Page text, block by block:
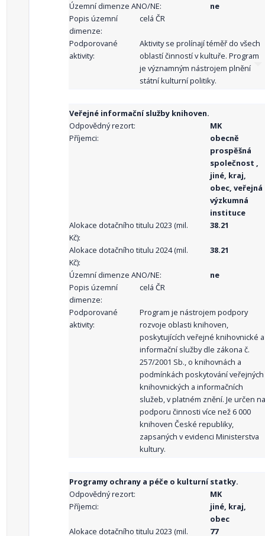
Územní dimenze ANO/NE:
ne
Popis územní
dimenze:
celá ČR
Podporované
aktivity:
Aktivity se prolínají téměř do všech
oblastí činností v kultuře. Program
je významným nástrojem plnění
státní kulturní politiky.
Veřejné informační služby knihoven.
Odpovědný rezort:
MK
Příjemci:
obecně
prospěšná
společnost ,
jiné, kraj,
obec, veřejná
výzkumná
instituce
Alokace dotačního titulu 2023 (mil.
Kč):
38.21
Alokace dotačního titulu 2024 (mil.
Kč):
38.21
Územní dimenze ANO/NE:
ne
Popis územní
dimenze:
celá ČR
Podporované
aktivity:
Program je nástrojem podpory
rozvoje oblasti knihoven,
poskytujících veřejné knihovnické a
informační služby dle zákona č.
257/2001 Sb., o knihovnách a
podmínkách poskytování veřejných
knihovnických a informačních
služeb, v platném znění. Je určen na
podporu činnosti více než 6 000
knihoven České republiky,
zapsaných v evidenci Ministerstva
kultury.
Programy ochrany a péče o kulturní statky.
Odpovědný rezort:
MK
Příjemci:
jiné, kraj,
obec
Alokace dotačního titulu 2023 (mil.
77